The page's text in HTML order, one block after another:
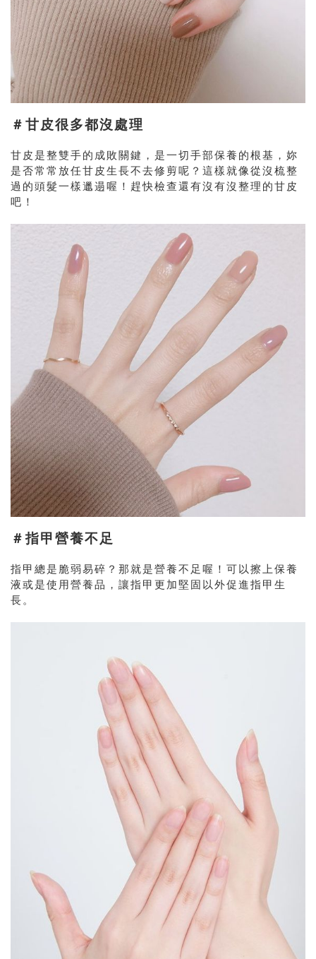
＃甘皮很多都沒處理
甘皮是整雙手的成敗關鍵，是一切手部保養的根基，妳
是否常常放任甘皮生長不去修剪呢？這樣就像從沒梳整
過的頭髮一樣邋遢喔！趕快檢查還有沒有沒整理的甘皮
吧！
＃指甲營養不足
指甲總是脆弱易碎？那就是營養不足喔！可以擦上保養
液或是使用營養品，讓指甲更加堅固以外促進指甲生
長。